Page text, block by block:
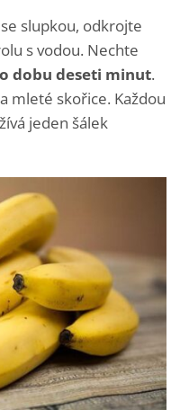
slupkou, odkrojte
s vodou. Nechte
dobu deseti minut.
mleté skořice. Každou
jeden šálek